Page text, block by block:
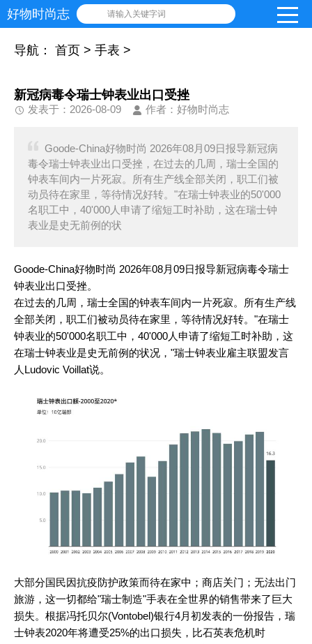
好物时尚志 请输入关键字词
导航： 首页 > 手表 >
新冠病毒令瑞士钟表业出口受挫
发表于：2026-08-09 作者：好物时尚志
Goode-China好物时尚 2026年08月09日报导新冠病
毒令瑞士钟表业出口受挫，在过去的几周，瑞士全国的
钟表车间内一片死寂。所有生产线全部关闭，职工们被
动员待在家里，等待情况好转。"在瑞士钟表业的50'000
名职工中，40'000人申请了缩短工时补助，这在瑞士钟
表业是史无前例的状
Goode-China好物时尚 2026年08月09日报导新冠病毒令瑞士
钟表业出口受挫。
在过去的几周，瑞士全国的钟表车间内一片死寂。所有生产线
全部关闭，职工们被动员待在家里，等待情况好转。"在瑞士
钟表业的50'000名职工中，40'000人申请了缩短工时补助，这
在瑞士钟表业是史无前例的状况，"瑞士钟表业雇主联盟发言
人Ludovic Voillat说。
大部分国民因抗疫防护政策而待在家中；商店关门；无法出门
旅游，这一切都给"瑞士制造"手表在全世界的销售带来了巨大
损失。根据冯托贝尔(Vontobel)银行4月初发表的一份报告，瑞
士钟表2020年将遭受25%的出口损失，比石英表危机时